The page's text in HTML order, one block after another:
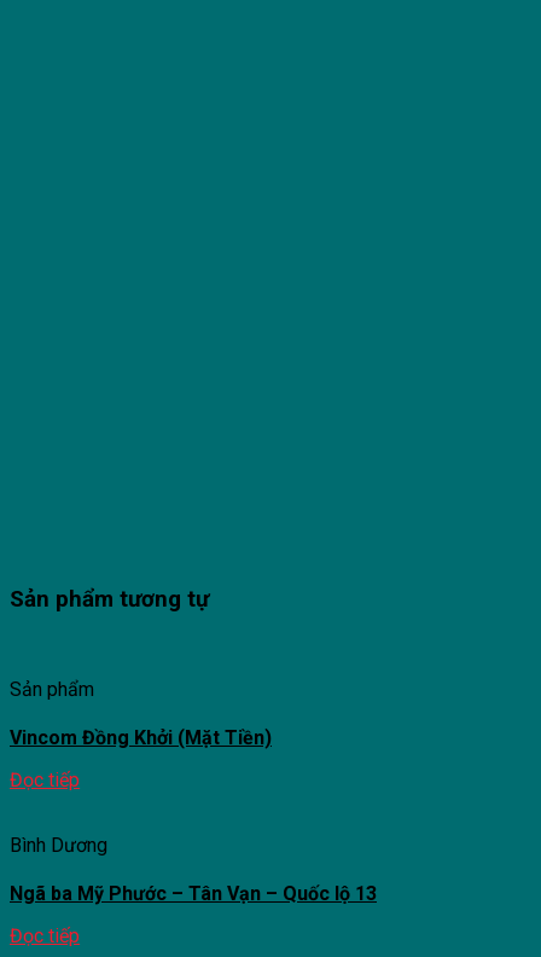
Sản phẩm tương tự
Sản phẩm
Vincom Đồng Khởi (Mặt Tiền)
Đọc tiếp
Bình Dương
Ngã ba Mỹ Phước – Tân Vạn – Quốc lộ 13
Đọc tiếp